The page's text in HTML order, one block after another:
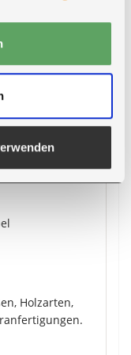
Holzarten,